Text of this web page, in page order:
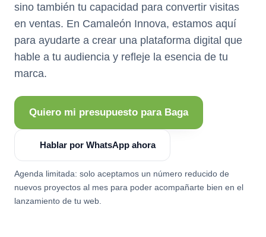
sino también tu capacidad para convertir visitas
en ventas. En Camaleón Innova, estamos aquí
para ayudarte a crear una plataforma digital que
hable a tu audiencia y refleje la esencia de tu
marca.
Quiero mi presupuesto para Baga
Hablar por WhatsApp ahora
Agenda limitada: solo aceptamos un número reducido de
nuevos proyectos al mes para poder acompañarte bien en el
lanzamiento de tu web.